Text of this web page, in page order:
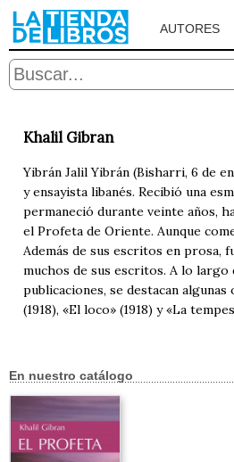
AUTORES
Khalil Gibran
Yibrán Jalil Yibrán (Bisharri, 6 de
y ensayista libanés. Recibió una
permaneció durante veinte años,
el Profeta de Oriente. Aunque
Además de sus escritos en prosa,
muchos de sus escritos. A lo
publicaciones, se destacan
(1918), «El loco» (1918) y «La
En nuestro catálogo